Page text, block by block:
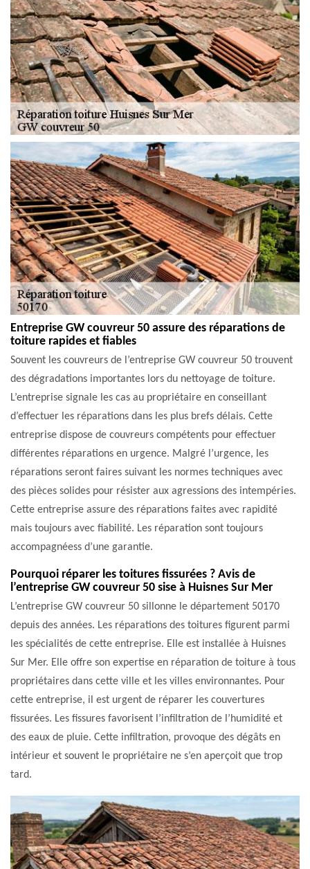
Entreprise GW couvreur 50 assure des réparations de
toiture rapides et fiables
Souvent les couvreurs de l’entreprise GW couvreur 50 trouvent
des dégradations importantes lors du nettoyage de toiture.
L’entreprise signale les cas au propriétaire en conseillant
d’effectuer les réparations dans les plus brefs délais. Cette
entreprise dispose de couvreurs compétents pour effectuer
différentes réparations en urgence. Malgré l’urgence, les
réparations seront faires suivant les normes techniques avec
des pièces solides pour résister aux agressions des intempéries.
Cette entreprise assure des réparations faites avec rapidité
mais toujours avec fiabilité. Les réparation sont toujours
accompagnéess d’une garantie.
Pourquoi réparer les toitures fissurées ? Avis de
l’entreprise GW couvreur 50 sise à Huisnes Sur Mer
L’entreprise GW couvreur 50 sillonne le département 50170
depuis des années. Les réparations des toitures figurent parmi
les spécialités de cette entreprise. Elle est installée à Huisnes
Sur Mer. Elle offre son expertise en réparation de toiture à tous
propriétaires dans cette ville et les villes environnantes. Pour
cette entreprise, il est urgent de réparer les couvertures
fissurées. Les fissures favorisent l’infiltration de l’humidité et
des eaux de pluie. Cette infiltration, provoque des dégâts en
intérieur et souvent le propriétaire ne s’en aperçoit que trop
tard.